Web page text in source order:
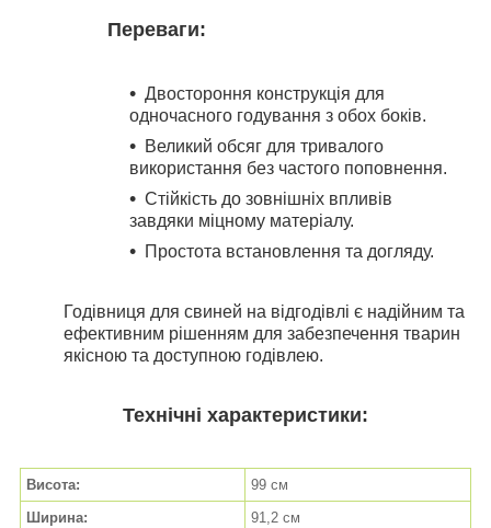
Переваги:
Двостороння конструкція для
одночасного годування з обох боків.
Великий обсяг для тривалого
використання без частого поповнення.
Стійкість до зовнішніх впливів
завдяки міцному матеріалу.
Простота встановлення та догляду.
Годівниця для свиней на відгодівлі є надійним та
ефективним рішенням для забезпечення тварин
якісною та доступною годівлею.
Технічні характеристики:
Висота:
99 см
Ширина:
91,2 см